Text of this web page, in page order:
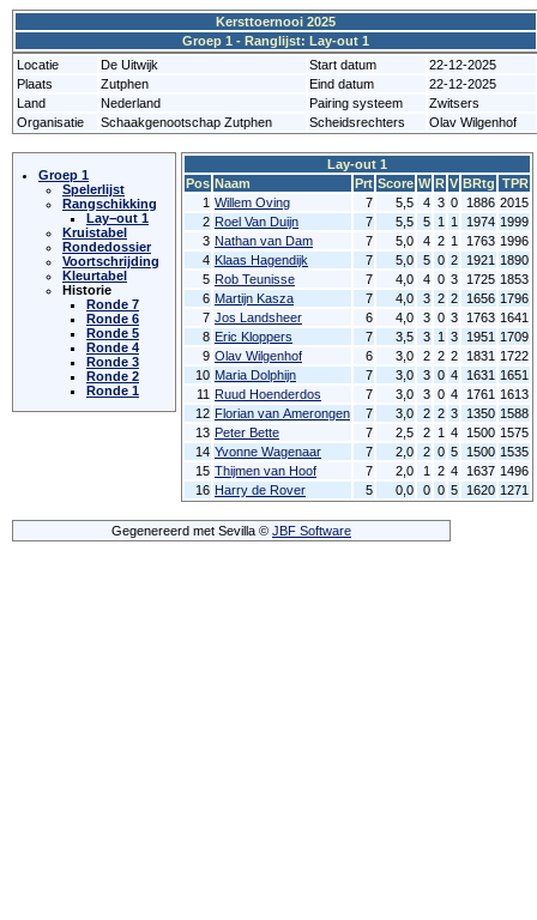
Kersttoernooi 2025
Groep 1 - Ranglijst: Lay-out 1
Locatie
De Uitwijk Start datum
22-12-2025
Plaats
Zutphen Eind datum
22-12-2025
Land
Nederland Pairing systeem
Zwitsers
Organisatie
Schaakgenootschap Zutphen Scheidsrechters Olav Wilgenhof
Groep 1
Spelerlijst
Rangschikking
Lay−out 1
Kruistabel
Rondedossier
Voortschrijding
Kleurtabel
Historie
Ronde 7
Ronde 6
Ronde 5
Ronde 4
Ronde 3
Ronde 2
Ronde 1
Lay-out 1
Pos Naam Prt Score W R V BRtg TPR
1 Willem Oving 7 5,5 4 3 0 1886 2015
2 Roel Van Duijn 7 5,5 5 1 1 1974 1999
3 Nathan van Dam 7 5,0 4 2 1 1763 1996
4 Klaas Hagendijk 7 5,0 5 0 2 1921 1890
5 Rob Teunisse 7 4,0 4 0 3 1725 1853
6 Martijn Kasza 7 4,0 3 2 2 1656 1796
7 Jos Landsheer 6 4,0 3 0 3 1763 1641
8 Eric Kloppers 7 3,5 3 1 3 1951 1709
9 Olav Wilgenhof 6 3,0 2 2 2 1831 1722
10 Maria Dolphijn 7 3,0 3 0 4 1631 1651
11 Ruud Hoenderdos 7 3,0 3 0 4 1761 1613
12 Florian van Amerongen 7 3,0 2 2 3 1350 1588
13 Peter Bette 7 2,5 2 1 4 1500 1575
14 Yvonne Wagenaar 7 2,0 2 0 5 1500 1535
15 Thijmen van Hoof 7 2,0 1 2 4 1637 1496
16 Harry de Rover 5 0,0 0 0 5 1620 1271
Gegenereerd met Sevilla © JBF Software